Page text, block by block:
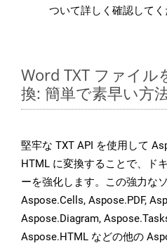
ついて詳しく確認してく
Word TXT ファイル
換: 簡単で素早い方
堅牢な TXT API を使用して
HTML に変換することで、ド
ーを強化します。この強力な
Aspose.Cells, Aspose.PDF,
Aspose.Diagram,
Aspose.HTML などの他の